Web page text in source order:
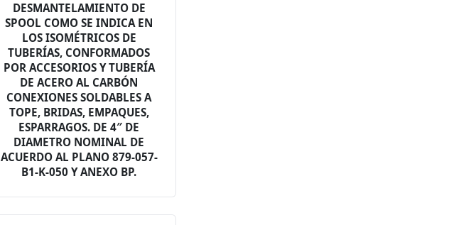
DESMANTELAMIENTO DE
SPOOL COMO SE INDICA EN
LOS ISOMÉTRICOS DE
TUBERÍAS, CONFORMADOS
POR ACCESORIOS Y TUBERÍA
DE ACERO AL CARBÓN
CONEXIONES SOLDABLES A
TOPE, BRIDAS, EMPAQUES,
ESPARRAGOS. DE 4″ DE
DIAMETRO NOMINAL DE
ACUERDO AL PLANO 879-057-
B1-K-050 Y ANEXO BP.